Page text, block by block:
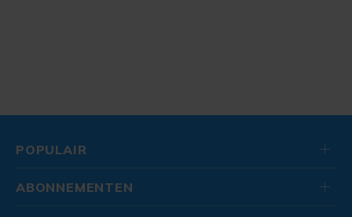
POPULAIR
ABONNEMENTEN